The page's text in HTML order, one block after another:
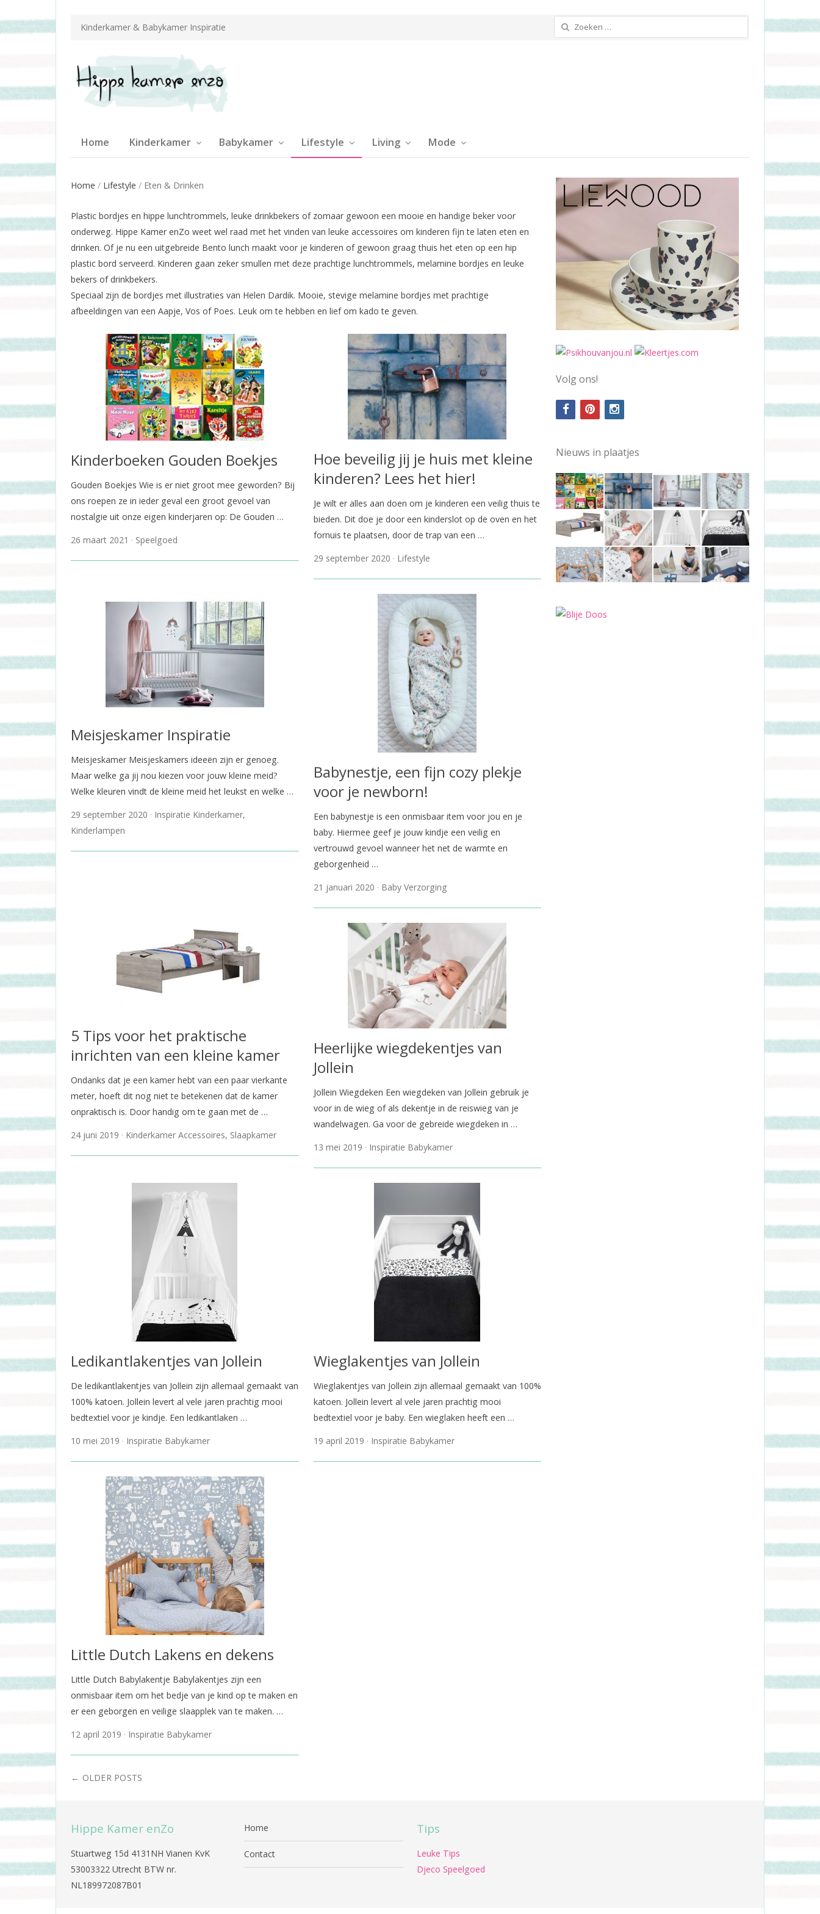
Kinderkamer & Babykamer Inspiratie
Zoeken
naar:
Home Kinderkamer Babykamer Lifestyle Living Mode
Home / Lifestyle / Eten & Drinken
Plastic bordjes en hippe lunchtrommels, leuke drinkbekers of zomaar gewoon een mooie en handige beker voor
onderweg. Hippe Kamer enZo weet wel raad met het vinden van leuke accessoires om kinderen fijn te laten eten en
drinken. Of je nu een uitgebreide Bento lunch maakt voor je kinderen of gewoon graag thuis het eten op een hip
plastic bord serveerd. Kinderen gaan zeker smullen met deze prachtige lunchtrommels, melamine bordjes en leuke
bekers of drinkbekers.
Speciaal zijn de bordjes met illustraties van Helen Dardik. Mooie, stevige melamine bordjes met prachtige
afbeeldingen van een Aapje, Vos of Poes. Leuk om te hebben en lief om kado te geven.
Kinderboeken Gouden Boekjes
Gouden Boekjes Wie is er niet groot mee geworden? Bij
ons roepen ze in ieder geval een groot gevoel van
nostalgie uit onze eigen kinderjaren op: De Gouden …
26 maart 2021
Speelgoed
Hoe beveilig jij je huis met kleine
kinderen? Lees het hier!
Je wilt er alles aan doen om je kinderen een veilig thuis te
bieden. Dit doe je door een kinderslot op de oven en het
fornuis te plaatsen, door de trap van een …
29 september 2020
Lifestyle
Meisjeskamer Inspiratie
Meisjeskamer Meisjeskamers ideeën zijn er genoeg.
Maar welke ga jij nou kiezen voor jouw kleine meid?
Welke kleuren vindt de kleine meid het leukst en welke …
29 september 2020
Inspiratie Kinderkamer,
Kinderlampen
Babynestje, een fijn cozy plekje
voor je newborn!
Een babynestje is een onmisbaar item voor jou en je
baby. Hiermee geef je jouw kindje een veilig en
vertrouwd gevoel wanneer het net de warmte en
geborgenheid …
21 januari 2020
Baby Verzorging
5 Tips voor het praktische
inrichten van een kleine kamer
Ondanks dat je een kamer hebt van een paar vierkante
meter, hoeft dit nog niet te betekenen dat de kamer
onpraktisch is. Door handig om te gaan met de …
24 juni 2019
Kinderkamer Accessoires, Slaapkamer
Heerlijke wiegdekentjes van
Jollein
Jollein Wiegdeken Een wiegdeken van Jollein gebruik je
voor in de wieg of als dekentje in de reiswieg van je
wandelwagen. Ga voor de gebreide wiegdeken in …
13 mei 2019
Inspiratie Babykamer
Ledikantlakentjes van Jollein
De ledikantlakentjes van Jollein zijn allemaal gemaakt van
100% katoen. Jollein levert al vele jaren prachtig mooi
bedtextiel voor je kindje. Een ledikantlaken …
10 mei 2019
Inspiratie Babykamer
Wieglakentjes van Jollein
Wieglakentjes van Jollein zijn allemaal gemaakt van 100%
katoen. Jollein levert al vele jaren prachtig mooi
bedtextiel voor je baby. Een wieglaken heeft een …
19 april 2019
Inspiratie Babykamer
Little Dutch Lakens en dekens
Little Dutch Babylakentje Babylakentjes zijn een
onmisbaar item om het bedje van je kind op te maken en
er een geborgen en veilige slaapplek van te maken. …
12 april 2019
Inspiratie Babykamer
← OLDER POSTS
Volg ons!
facebookpinterest
Nieuws in plaatjes
Hippe Kamer enZo
Stuartweg 15d 4131NH Vianen KvK
53003322 Utrecht BTW nr.
NL189972087B01
Home
Contact
Tips
Leuke Tips
Djeco Speelgoed